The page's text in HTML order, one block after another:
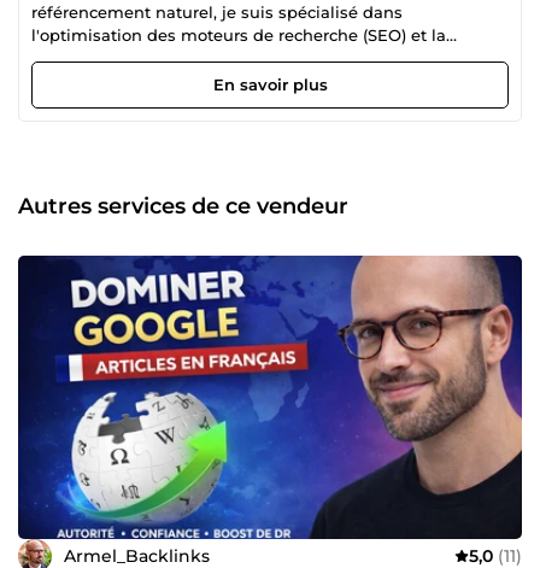
référencement naturel, je suis spécialisé dans
l'optimisation des moteurs de recherche (SEO) et la
création de backlinks de haute qualité. Mon objectif est
d'améliorer la visibilité de votre site web sur Google..
N'hésitez pas à me contacter pour discuter de votre projet !
En savoir plus
Autres services de ce vendeur
Armel_Backlinks 5,0 (11)